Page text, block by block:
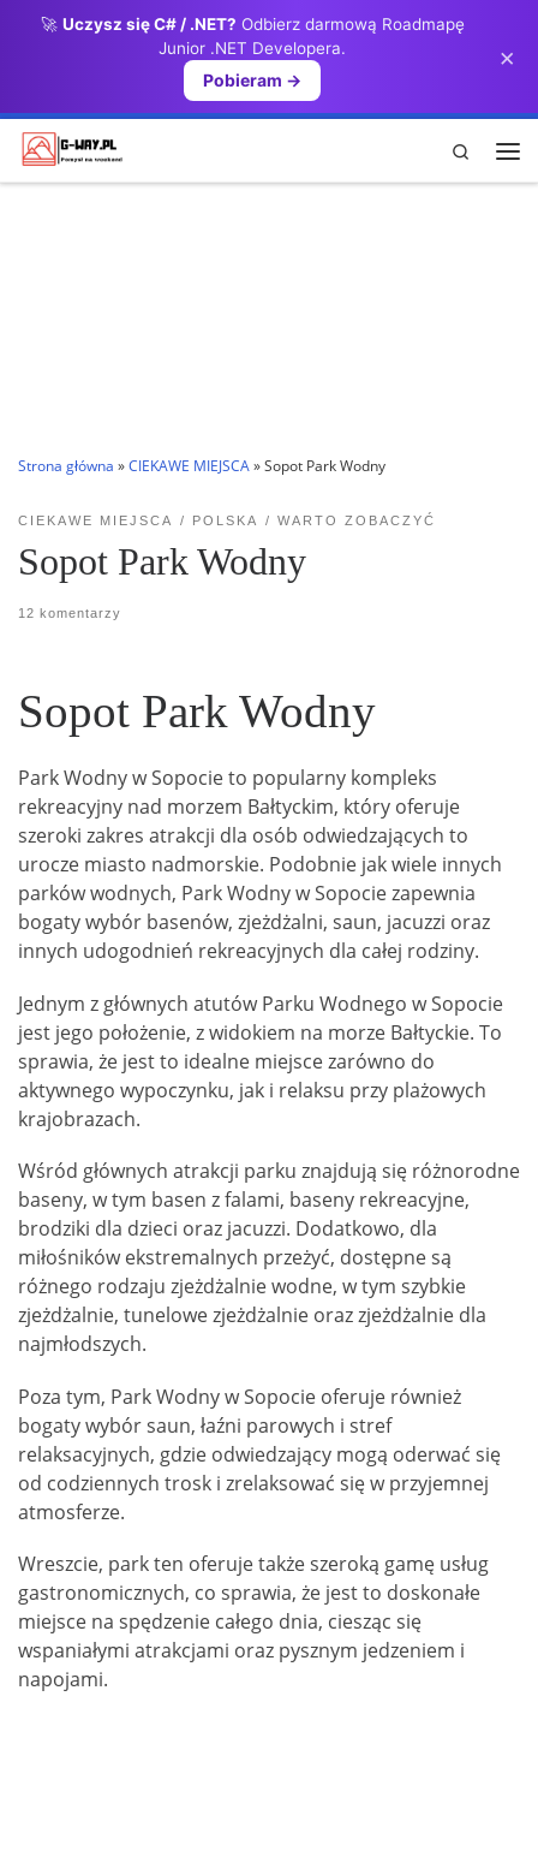
🚀 Uczysz się C# / .NET? Odbierz darmową Roadmapę
Junior .NET Developera.
Pobieram →
×
Przejdź do treści
Search
Strona główna »CIEKAWE MIEJSCA»Sopot Park Wodny
CIEKAWE MIEJSCA POLSKA WARTO ZOBACZYĆ
Sopot Park Wodny
12 komentarzy
Sopot Park Wodny
Park Wodny w Sopocie to popularny kompleks
rekreacyjny nad morzem Bałtyckim, który oferuje
szeroki zakres atrakcji dla osób odwiedzających to
urocze miasto nadmorskie. Podobnie jak wiele innych
parków wodnych, Park Wodny w Sopocie zapewnia
bogaty wybór basenów, zjeżdżalni, saun, jacuzzi oraz
innych udogodnień rekreacyjnych dla całej rodziny.
Jednym z głównych atutów Parku Wodnego w Sopocie
jest jego położenie, z widokiem na morze Bałtyckie. To
sprawia, że ​​jest to idealne miejsce zarówno do
aktywnego wypoczynku, jak i relaksu przy plażowych
krajobrazach.
Wśród głównych atrakcji parku znajdują się różnorodne
baseny, w tym basen z falami, baseny rekreacyjne,
brodziki dla dzieci oraz jacuzzi. Dodatkowo, dla
miłośników ekstremalnych przeżyć, dostępne są
różnego rodzaju zjeżdżalnie wodne, w tym szybkie
zjeżdżalnie, tunelowe zjeżdżalnie oraz zjeżdżalnie dla
najmłodszych.
Poza tym, Park Wodny w Sopocie oferuje również
bogaty wybór saun, łaźni parowych i stref
relaksacyjnych, gdzie odwiedzający mogą oderwać się
od codziennych trosk i zrelaksować się w przyjemnej
atmosferze.
Wreszcie, park ten oferuje także szeroką gamę usług
gastronomicznych, co sprawia, że ​​jest to doskonałe
miejsce na spędzenie całego dnia, ciesząc się
wspaniałymi atrakcjami oraz pysznym jedzeniem i
napojami.